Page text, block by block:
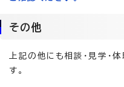
その他
上記の他にも相談・見学・
す。